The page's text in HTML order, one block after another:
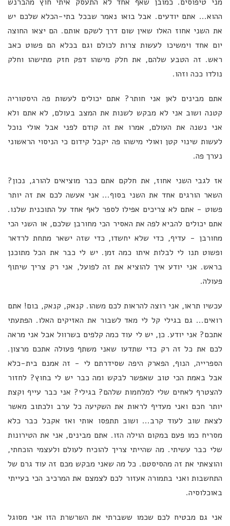
ההוא... אתם יודעים. אבל בואו נאמר שבכל בתי-הכלא שלכם יש
את השני אחוז האלו שאין שום דרך לשקם אותם. הם יצאו החוצה
יום אחד וימשיכו לעשות צרות לכולם וגם בכלא הם פשוט כאב
ראש. זה הטבע שלהם, את חלק מישהו דפק חזק מתישהו וחלק
נולדו ככה וזהו.
אתם מבינים לאן אני חותר? אתם יכולים לעשות פה היסטוריה
קטנה ושוב אני לא מבקש לשנות את המצב בעולם, לא אתם ולא
אני נשנה את העולם, אמרו את זה קודם לפני אבל אולי נוכל
לעשות שינוי קטן ואולי מישהו פה יקבל קידום כי הניסוי הראשוני
נערך פה.
אז לגבי השני אחוז, את חלקם אתם כבר מוציאים להורג, נכון?
השאר הורגים אחד את השני בסוף... אני אעשה לכם את זה יותר
פשוט - אתם לא צריכים אפילו לספר לאף אחד על התוכנית שלנו.
אתם יכולים להביא לפה את האסיר הכי מחורבן שלכם, או השני הכי
מחורבן - עדיף, כדי שלא יחשדו, כדי שזה ישאר מתחת לרדאר
ופשוט תנו לי לבלות איתו כמה זמן. יש לי כבר את הכל מתוכנן
בראש. אני יודע איך להוציא את זה לפועל, אני רק צריך שיתוף
פעולה.
עכשיו תראו, אני רוצה להראות לכם משהו. קנאק, קנאק, בום! אתם
רואים... גם בגילי קל לי מאד לשבור את האזיקים האלו. הפתעתי
אתכם? אני יודע. כן, יש לי עוד כמה קלפים בשרוול אבל אני מראה
לכם את כל זה רק כדי שתדעו שאני משתף פעולה אתכם מרצון.
הספרייה, הנוף, הפארק היפה שסידרתם לי - זה אמנם בית-כלא
אבל באמת הכי טוב שאפשר לבקש ומה כבר יש לי בחוץ? לחזור
להצטרף לאחים שלי למלחמות שלהם? בגילי? אני כבר עייף וקצת
יותר חכם ואני מעדיף לראות את השקיעה כל ערב ולכתוב מאשר
לצאת שוב לעוד קרב... ושוב תתפסו אותי ואז אקבל כבר כלא
מסריח כמו פעם במקום הוילה הזו. אתם מבינים, אני את הטירונות
שלי כבר עשיתי. מה שהייתי צריך להוכיח לעולם ולעצמי הוכחתי,
והוצאתי את זה מהסיסטם. כל מה שאני מבקש מכם זה עוד גרם של
התחשבות ואני בתמורה אעזור לכם לצמצם את המרכיב הכי בעייתי
באוכלוסיה.
אני גם מבטיח לכם שכמו ששברתי את השרשרת הזו אני מסוגל